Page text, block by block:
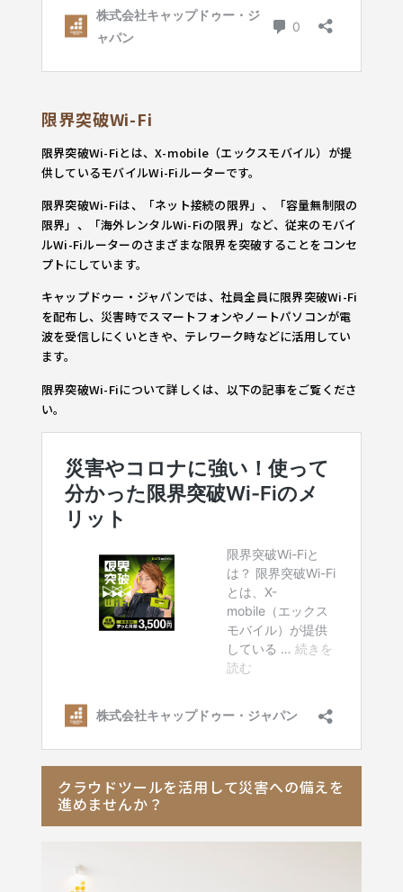
限界突破Wi-Fi
限界突破Wi-Fiとは、X-mobile（エックスモバイル）が提
供しているモバイルWi-Fiルーターです。
限界突破Wi-Fiは、「ネット接続の限界」、「容量無制限の
限界」、「海外レンタルWi-Fiの限界」など、従来のモバイ
ルWi-Fiルーターのさまざまな限界を突破することをコンセ
プトにしています。
キャップドゥー・ジャパンでは、社員全員に限界突破Wi-Fi
を配布し、災害時でスマートフォンやノートパソコンが電
波を受信しにくいときや、テレワーク時などに活用してい
ます。
限界突破Wi-Fiについて詳しくは、以下の記事をご覧くださ
い。
クラウドツールを活用して災害への備えを
進めませんか？